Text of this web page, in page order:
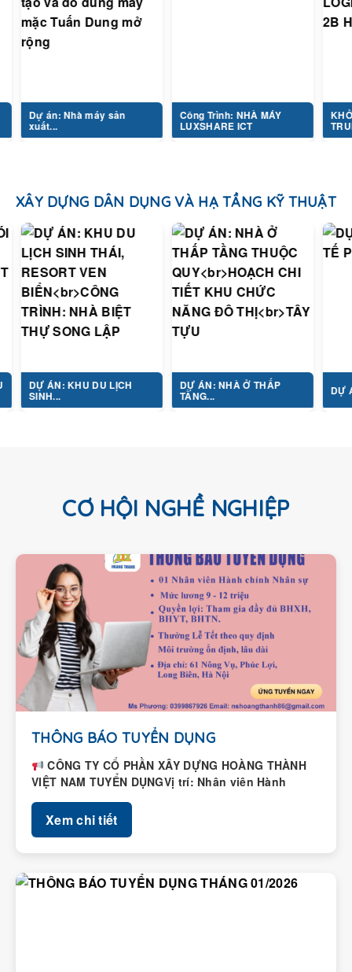
LUXSHARE ICT TRUNG TÂM...
TẦNG...
CƠ HỘI NGHỀ NGHIỆP
THÔNG BÁO TUYỂN DỤNG
CÔNG TY CỔ PHẦN XÂY DỰNG HOÀNG THÀNH
VIỆT NAM TUYỂN DỤNGVị trí: Nhân viên Hành
chính – Nhân...
Xem chi tiết